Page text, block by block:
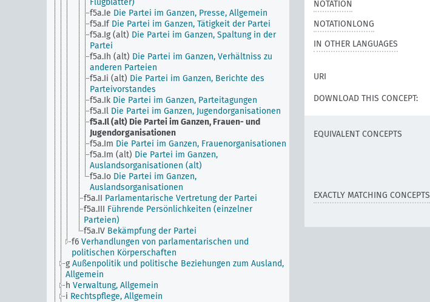
Flugblätter)
f5a.Ie Die Partei im Ganzen, Presse, Allgemein
f5a.If Die Partei im Ganzen, Tätigkeit der Partei
f5a.Ig (alt) Die Partei im Ganzen, Spaltung in der
Partei
f5a.Ih (alt) Die Partei im Ganzen, Verhältniss zu
anderen Parteien
f5a.Ii (alt) Die Partei im Ganzen, Berichte des
Parteivorstandes
f5a.Ik Die Partei im Ganzen, Parteitagungen
f5a.Il Die Partei im Ganzen, Jugendorganisationen
f5a.Il (alt) Die Partei im Ganzen, Frauen- und
Jugendorganisationen
f5a.Im Die Partei im Ganzen, Frauenorganisationen
f5a.Im (alt) Die Partei im Ganzen,
Auslandsorganisationen (alt)
f5a.Io Die Partei im Ganzen,
Auslandsorganisationen
f5a.II Parlamentarische Vertretung der Partei
f5a.III Führende Persönlichkeiten (einzelner
Parteien)
f5a.IV Bekämpfung der Partei
f6 Verhandlungen von parlamentarischen und
politischen Körperschaften
g Außenpolitik und politische Beziehungen zum Ausland,
Allgemein
h Verwaltung, Allgemein
i Rechtspflege, Allgemein
NOTATION
NOTATIONLONG
IN OTHER LANGUAGES
URI
DOWNLOAD THIS CONCEPT:
EQUIVALENT CONCEPTS
EXACTLY MATCHING CONCEPTS